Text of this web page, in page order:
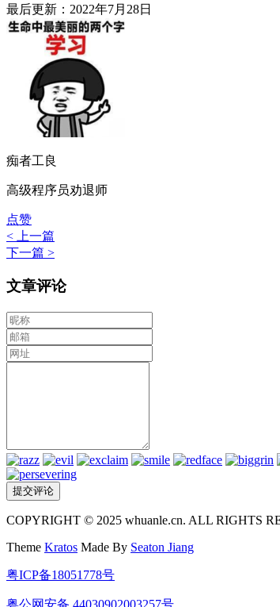
最后更新：2022年7月28日
痴者工良
高级程序员劝退师
点赞
< 上一篇
下一篇 >
文章评论
COPYRIGHT © 2025 whuanle.cn. ALL RIGHTS
Theme Kratos Made By Seaton Jiang
粤ICP备18051778号